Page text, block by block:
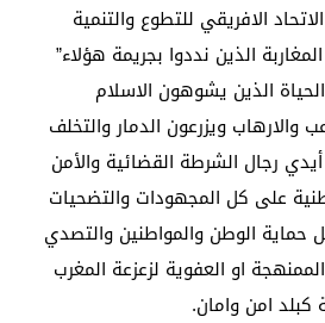
الافريقي للتطوع والتنمية
الذين نددوا بجريمة هؤلاء”
الذين يشوهون الاسلام
والارهاب ويزرعون الدمار والتخلف
رجال الشرطة القضائية والأمن
على كل المجهودات والتضحيات
حماية الوطن والمواطنين والتصدي
او العفوية لزعزعة المغرب
امن وامان.